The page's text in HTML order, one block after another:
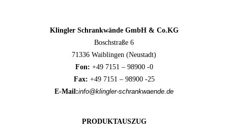
Klingler Schrankwände GmbH & Co.KG
Boschstraße 6
71336 Waiblingen (Neustadt)
Fon: +49 7151 – 98900 -0
Fax: +49 7151 – 98900 -25
E-Mail:info@klingler-schrankwaende.de
PRODUKTAUSZUG